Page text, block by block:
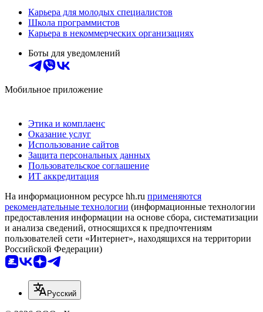
Карьера для молодых специалистов
Школа программистов
Карьера в некоммерческих организациях
Боты для уведомлений
Мобильное приложение
Этика и комплаенс
Оказание услуг
Использование сайтов
Защита персональных данных
Пользовательское соглашение
ИТ аккредитация
На информационном ресурсе hh.ru применяются
рекомендательные технологии (информационные технологии
предоставления информации на основе сбора, систематизации
и анализа сведений, относящихся к предпочтениям
пользователей сети «Интернет», находящихся на территории
Российской Федерации)
Русский